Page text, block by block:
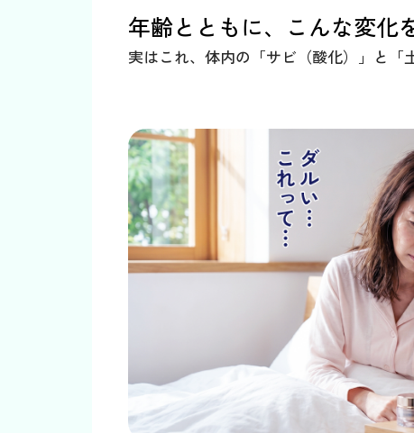
年齢とともに、こんな変化
実はこれ、体内の「サビ（酸化）」と「